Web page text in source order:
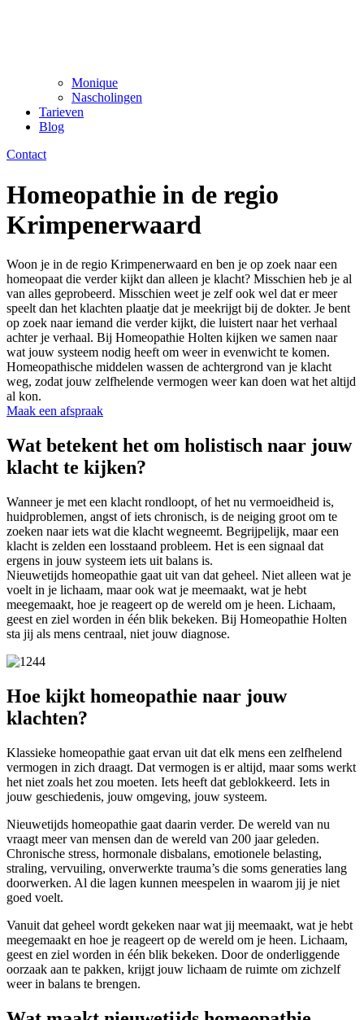
Monique
Nascholingen
Tarieven
Blog
Contact
Homeopathie in de regio
Krimpenerwaard
Woon je in de regio Krimpenerwaard en ben je op zoek naar een
homeopaat die verder kijkt dan alleen je klacht? Misschien heb je al
van alles geprobeerd. Misschien weet je zelf ook wel dat er meer
speelt dan het klachten plaatje dat je meekrijgt bij de dokter. Je bent
op zoek naar iemand die verder kijkt, die luistert naar het verhaal
achter je verhaal. Bij Homeopathie Holten kijken we samen naar
wat jouw systeem nodig heeft om weer in evenwicht te komen.
Homeopathische middelen wassen de achtergrond van je klacht
weg, zodat jouw zelfhelende vermogen weer kan doen wat het altijd
al kon.
Maak een afspraak
Wat betekent het om holistisch naar jouw
klacht te kijken?
Wanneer je met een klacht rondloopt, of het nu vermoeidheid is,
huidproblemen, angst of iets chronisch, is de neiging groot om te
zoeken naar iets wat die klacht wegneemt. Begrijpelijk, maar een
klacht is zelden een losstaand probleem. Het is een signaal dat
ergens in jouw systeem iets uit balans is.
Nieuwetijds homeopathie gaat uit van dat geheel. Niet alleen wat je
voelt in je lichaam, maar ook wat je meemaakt, wat je hebt
meegemaakt, hoe je reageert op de wereld om je heen. Lichaam,
geest en ziel worden in één blik bekeken. Bij Homeopathie Holten
sta jij als mens centraal, niet jouw diagnose.
Hoe kijkt homeopathie naar jouw
klachten?
Klassieke homeopathie gaat ervan uit dat elk mens een zelfhelend
vermogen in zich draagt. Dat vermogen is er altijd, maar soms werkt
het niet zoals het zou moeten. Iets heeft dat geblokkeerd. Iets in
jouw geschiedenis, jouw omgeving, jouw systeem.
Nieuwetijds homeopathie gaat daarin verder. De wereld van nu
vraagt meer van mensen dan de wereld van 200 jaar geleden.
Chronische stress, hormonale disbalans, emotionele belasting,
straling, vervuiling, onverwerkte trauma’s die soms generaties lang
doorwerken. Al die lagen kunnen meespelen in waarom jij je niet
goed voelt.
Vanuit dat geheel wordt gekeken naar wat jij meemaakt, wat je hebt
meegemaakt en hoe je reageert op de wereld om je heen. Lichaam,
geest en ziel worden in één blik bekeken. Door de onderliggende
oorzaak aan te pakken, krijgt jouw lichaam de ruimte om zichzelf
weer in balans te brengen.